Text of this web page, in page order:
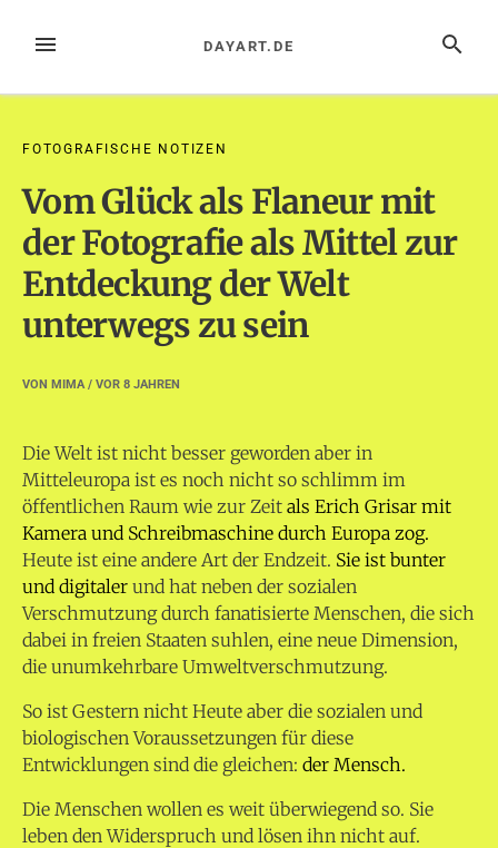
InhaltMENÜ SUCHE
DAYART.DE
FOTOGRAFISCHE NOTIZEN
Vom Glück als Flaneur mit
der Fotografie als Mittel zur
Entdeckung der Welt
unterwegs zu sein
VON MIMA/ VOR 8 JAHREN
Die Welt ist nicht besser geworden aber in
Mitteleuropa ist es noch nicht so schlimm im
öffentlichen Raum wie zur Zeit als Erich Grisar mit
Kamera und Schreibmaschine durch Europa zog.
Heute ist eine andere Art der Endzeit. Sie ist bunter
und digitaler und hat neben der sozialen
Verschmutzung durch fanatisierte Menschen, die sich
dabei in freien Staaten suhlen, eine neue Dimension,
die unumkehrbare Umweltverschmutzung.
So ist Gestern nicht Heute aber die sozialen und
biologischen Voraussetzungen für diese
Entwicklungen sind die gleichen: der Mensch.
Die Menschen wollen es weit überwiegend so. Sie
leben den Widerspruch und lösen ihn nicht auf.